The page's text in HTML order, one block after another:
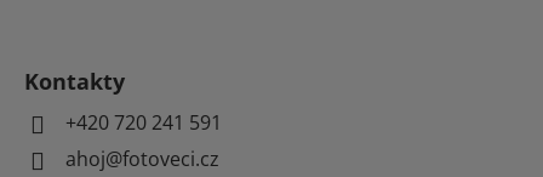
Kontakty
+420 720 241 591
ahoj@fotoveci.cz